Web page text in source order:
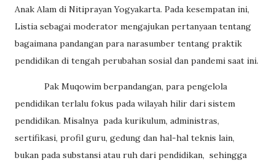
Anak Alam di Nitiprayan Yogyakarta. Pada kesempatan ini,
Listia sebagai moderator mengajukan pertanyaan tentang
bagaimana pandangan para narasumber tentang praktik
pendidikan di tengah perubahan sosial dan pandemi saat ini.
Pak Muqowim berpandangan, para pengelola
pendidikan terlalu fokus pada wilayah hilir dari sistem
pendidikan. Misalnya pada kurikulum, administras,
sertifikasi, profil guru, gedung dan hal-hal teknis lain,
bukan pada substansi atau ruh dari pendidikan, sehingga